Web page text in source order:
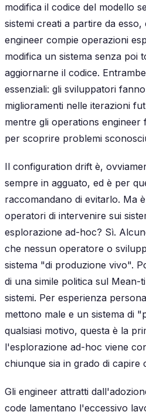
modifica il codice del modello
sistemi creati a partire da
engineer compie operazioni
modifica un sistema senza poi
aggiornarne il codice.
essenziali: gli sviluppatori
miglioramenti nelle iterazioni
mentre gli operations engineer
per scoprire problemi
Il configuration drift è,
sempre in agguato, ed è per
raccomandano di evitarlo. Ma
operatori di intervenire sui
esplorazione ad-hoc? Sì.
che nessun operatore o
sistema "di produzione vivo".
di una simile politica sul Mean-
sistemi. Per esperienza
mettono male e un sistema di
qualsiasi motivo, questa è la
l'esplorazione ad-hoc viene
chiunque sia in grado di capire
Gli engineer attratti
code lamentano l'eccessivo